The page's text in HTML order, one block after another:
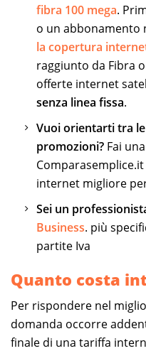
fibra 100 mega.
o un abbonamento
la copertura
raggiunto da Fibra
offerte internet
senza linea fissa.
Vuoi orientarti tra
promozioni? Fai
internet migliore
Sei un
Business. più
partite Iva
Quanto costa
Per rispondere nel
domanda occorre
finale di una tariffa